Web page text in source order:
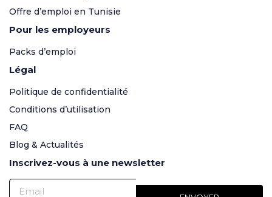
Offre d’emploi en Tunisie
Pour les employeurs
Packs d’emploi
Légal
Politique de confidentialité
Conditions d’utilisation
FAQ
Blog & Actualités
Inscrivez-vous à une newsletter